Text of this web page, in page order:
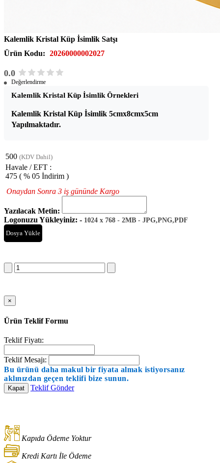
Kalemlik Kristal Küp İsimlik Satşı
Ürün Kodu: 20260000002027
0.0
Değerlendirme
Kalemlik Kristal Küp İsimlik Örnekleri
Kalemlik Kristal Küp İsimlik 5cmx8cmx5cm
Yapılmaktadır.
500 (KDV Dahil)
Havale / EFT :
475 ( % 05 İndirim )
Onaydan Sonra 3 iş gününde Kargo
Yazılacak Metin:
Logonuzu Yükleyiniz: - 1024 x 768 - 2MB - JPG,PNG,PDF
Dosya Yükle
×
Ürün Teklif Formu
Teklif Fiyatı:
Teklif Mesajı:
Bu ürünü daha makul bir fiyata almak istiyorsanız
aklınızdan geçen teklifi bize sunun.
Kapat Teklif Gönder
Kapıda Ödeme Yoktur
Kredi Kartı İle Ödeme